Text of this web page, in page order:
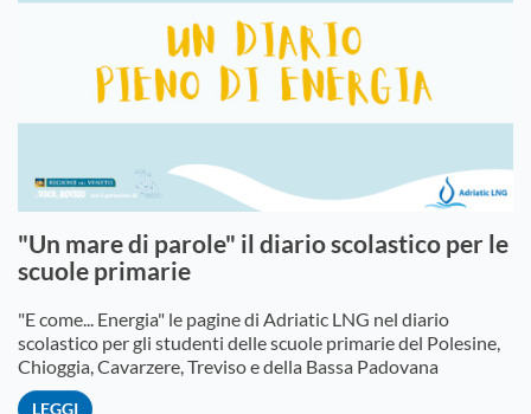
"Un mare di parole" il diario scolastico per le
scuole primarie
"E come... Energia" le pagine di Adriatic LNG nel diario
scolastico per gli studenti delle scuole primarie del Polesine,
Chioggia, Cavarzere, Treviso e della Bassa Padovana
LEGGI